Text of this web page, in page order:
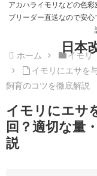
アカハライモリなどの色彩
ブリーダー直送なので安
日本
ホーム
イモリ
イモリにエサを
飼育のコツを徹底解説
イモリにエサ
回？適切な量
説